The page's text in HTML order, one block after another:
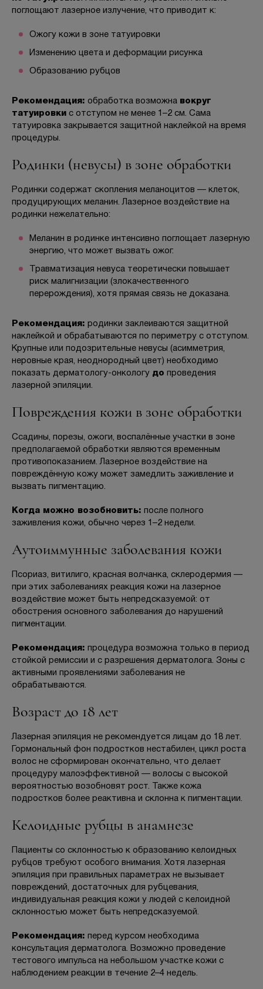
поглощают лазерное излучение, что приводит к:
Ожогу кожи в зоне татуировки
Изменению цвета и деформации рисунка
Образованию рубцов
Рекомендация: обработка возможна вокруг
татуировки с отступом не менее 1–2 см. Сама
татуировка закрывается защитной наклейкой на время
процедуры.
Родинки (невусы) в зоне обработки
Родинки содержат скопления меланоцитов — клеток,
продуцирующих меланин. Лазерное воздействие на
родинки нежелательно:
Меланин в родинке интенсивно поглощает лазерную
энергию, что может вызвать ожог.
Травматизация невуса теоретически повышает
риск малигнизации (злокачественного
перерождения), хотя прямая связь не доказана.
Рекомендация: родинки заклеиваются защитной
наклейкой и обрабатываются по периметру с отступом.
Крупные или подозрительные невусы (асимметрия,
неровные края, неоднородный цвет) необходимо
показать дерматологу-онкологу до проведения
лазерной эпиляции.
Повреждения кожи в зоне обработки
Ссадины, порезы, ожоги, воспалённые участки в зоне
предполагаемой обработки являются временным
противопоказанием. Лазерное воздействие на
повреждённую кожу может замедлить заживление и
вызвать пигментацию.
Когда можно возобновить: после полного
заживления кожи, обычно через 1–2 недели.
Аутоиммунные заболевания кожи
Псориаз, витилиго, красная волчанка, склеродермия —
при этих заболеваниях реакция кожи на лазерное
воздействие может быть непредсказуемой: от
обострения основного заболевания до нарушений
пигментации.
Рекомендация: процедура возможна только в период
стойкой ремиссии и с разрешения дерматолога. Зоны с
активными проявлениями заболевания не
обрабатываются.
Возраст до 18 лет
Лазерная эпиляция не рекомендуется лицам до 18 лет.
Гормональный фон подростков нестабилен, цикл роста
волос не сформирован окончательно, что делает
процедуру малоэффективной — волосы с высокой
вероятностью возобновят рост. Также кожа
подростков более реактивна и склонна к пигментации.
Келоидные рубцы в анамнезе
Пациенты со склонностью к образованию келоидных
рубцов требуют особого внимания. Хотя лазерная
эпиляция при правильных параметрах не вызывает
повреждений, достаточных для рубцевания,
индивидуальная реакция кожи у людей с келоидной
склонностью может быть непредсказуемой.
Рекомендация: перед курсом необходима
консультация дерматолога. Возможно проведение
тестового импульса на небольшом участке кожи с
наблюдением реакции в течение 2–4 недель.